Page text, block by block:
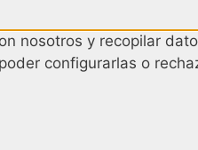
nosotros y recopilar
configurarlas o